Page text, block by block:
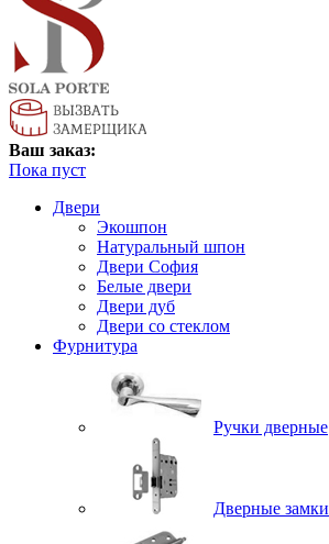
Ваш заказ:
Пока пуст
Двери
Экошпон
Натуральный шпон
Двери София
Белые двери
Двери дуб
Двери со стеклом
Фурнитура
Ручки дверные
Дверные замки